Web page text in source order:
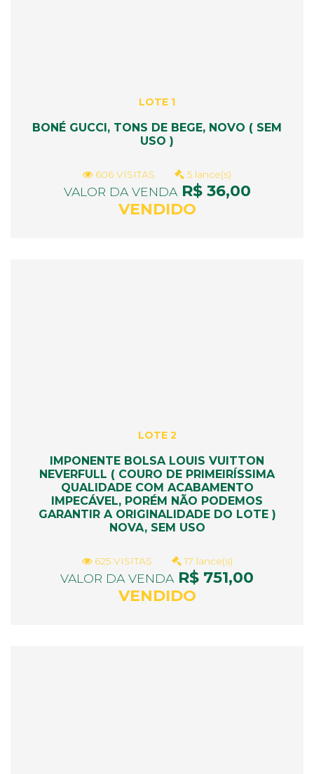
LOTE 1
BONÉ GUCCI, TONS DE BEGE, NOVO ( SEM
USO )
606 VISITAS 5 lance(s)
VALOR DA VENDAR$ 36,00
VENDIDO
LOTE 2
IMPONENTE BOLSA LOUIS VUITTON
NEVERFULL ( COURO DE PRIMEIRÍSSIMA
QUALIDADE COM ACABAMENTO
IMPECÁVEL, PORÉM NÃO PODEMOS
GARANTIR A ORIGINALIDADE DO LOTE )
NOVA, SEM USO
625 VISITAS 17 lance(s)
VALOR DA VENDAR$ 751,00
VENDIDO